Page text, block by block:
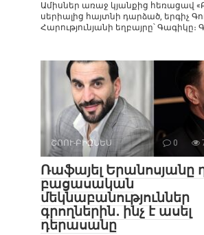
Ամիսներ առաջ կյանքից հեռացավ
սերիալից հայտնի դարձած, երգիչ
Հարությունյանի եղբայրը՝ Գագիկը։
ՇՈՈՒ-ԲԻԶՆԵՍ 0
Ռաֆայել Երանոսյանը
բացասական
մեկնաբանություններ
գրողներին․ ինչ է ասել
դերասանը